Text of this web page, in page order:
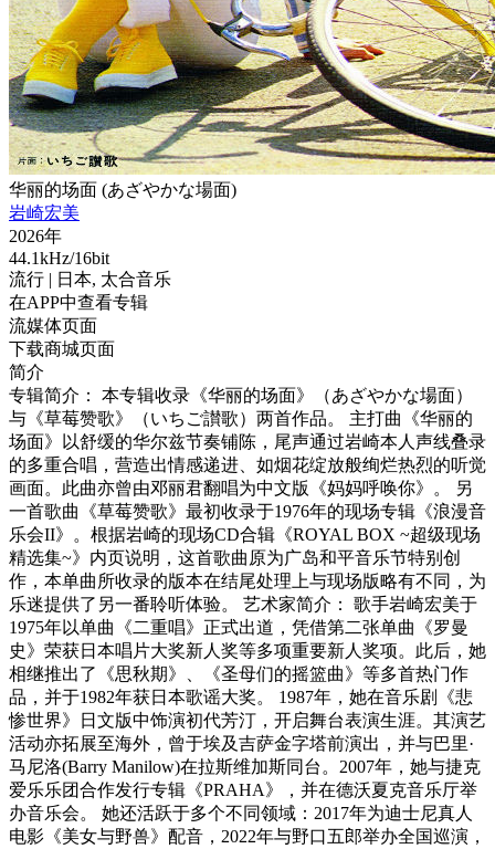
华丽的场面 (あざやかな場面)
岩崎宏美
2026年
44.1kHz/16bit
流行 | 日本, 太合音乐
在APP中查看专辑
流媒体页面
下载商城页面
简介
专辑简介： 本专辑收录《华丽的场面》（あざやかな場面）
与《草莓赞歌》（いちご讃歌）两首作品。 主打曲《华丽的
场面》以舒缓的华尔兹节奏铺陈，尾声通过岩崎本人声线叠录
的多重合唱，营造出情感递进、如烟花绽放般绚烂热烈的听觉
画面。此曲亦曾由邓丽君翻唱为中文版《妈妈呼唤你》。 另
一首歌曲《草莓赞歌》最初收录于1976年的现场专辑《浪漫音
乐会II》。根据岩崎的现场CD合辑《ROYAL BOX ~超级现场
精选集~》内页说明，这首歌曲原为广岛和平音乐节特别创
作，本单曲所收录的版本在结尾处理上与现场版略有不同，为
乐迷提供了另一番聆听体验。 艺术家简介： 歌手岩崎宏美于
1975年以单曲《二重唱》正式出道，凭借第二张单曲《罗曼
史》荣获日本唱片大奖新人奖等多项重要新人奖项。此后，她
相继推出了《思秋期》、《圣母们的摇篮曲》等多首热门作
品，并于1982年获日本歌谣大奖。 1987年，她在音乐剧《悲
惨世界》日文版中饰演初代芳汀，开启舞台表演生涯。其演艺
活动亦拓展至海外，曾于埃及吉萨金字塔前演出，并与巴里·
马尼洛(Barry Manilow)在拉斯维加斯同台。2007年，她与捷克
爱乐乐团合作发行专辑《PRAHA》，并在德沃夏克音乐厅举
办音乐会。 她还活跃于多个不同领域：2017年为迪士尼真人
电影《美女与野兽》配音，2022年与野口五郎举办全国巡演，